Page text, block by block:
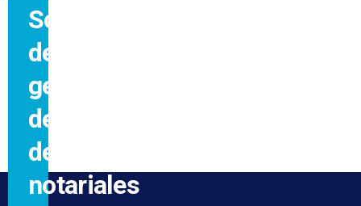
Software
de
gestión
de
despachos
notariales